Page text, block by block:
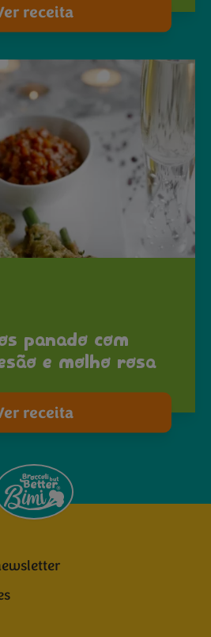
receita
panado com
e molho rosa
receita